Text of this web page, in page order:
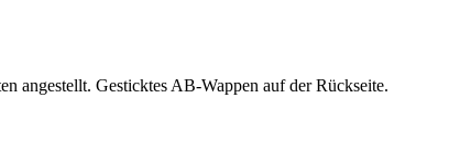
angestellt. Gesticktes AB-Wappen auf der Rückseite.